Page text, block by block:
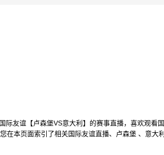
友谊【卢森堡VS意大利】的赛事直播，喜欢观看国
在本页面索引了相关国际友谊直播、卢森堡 、意大利